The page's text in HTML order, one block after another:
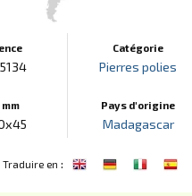
Catégorie
Pierres polies
Pays d'origine
Madagascar
Traduire en :